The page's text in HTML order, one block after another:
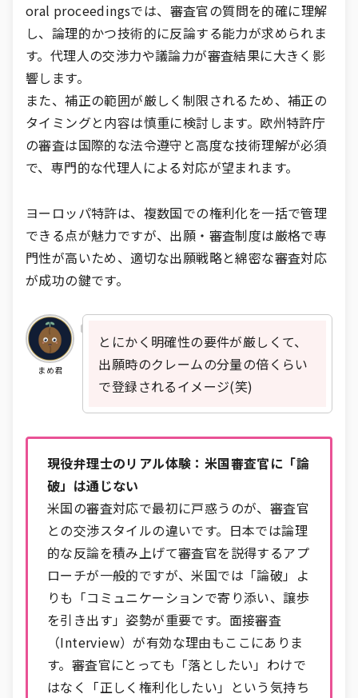
oral proceedingsでは、審査官の質問を的確に理解
し、論理的かつ技術的に反論する能力が求められま
す。代理人の交渉力や議論力が審査結果に大きく影
響します。
また、補正の範囲が厳しく制限されるため、補正の
タイミングと内容は慎重に検討します。欧州特許庁
の審査は国際的な法令遵守と高度な技術理解が必須
で、専門的な代理人による対応が望まれます。
ヨーロッパ特許は、複数国での権利化を一括で管理
できる点が魅力ですが、出願・審査制度は厳格で専
門性が高いため、適切な出願戦略と綿密な審査対応
が成功の鍵です。
まめ君
とにかく明確性の要件が厳しくて、
出願時のクレームの分量の倍くらい
で登録されるイメージ(笑)
現役弁理士のリアル体験：米国審査官に「論
破」は通じない
米国の審査対応で最初に戸惑うのが、審査官
との交渉スタイルの違いです。日本では論理
的な反論を積み上げて審査官を説得するアプ
ローチが一般的ですが、米国では「論破」よ
りも「コミュニケーションで寄り添い、譲歩
を引き出す」姿勢が重要です。面接審査
（Interview）が有効な理由もここにありま
す。審査官にとっても「落としたい」わけで
はなく「正しく権利化したい」という気持ち